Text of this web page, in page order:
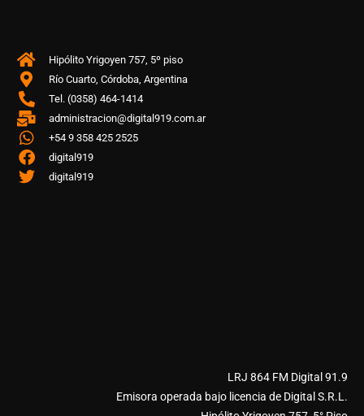
Hipólito Yrigoyen 757, 5º piso
Río Cuarto, Córdoba, Argentina
Tel. (0358) 464-1414
administracion@digital919.com.ar
+54 9 358 425 2525
digital919
digital919
LRJ 864 FM Digital 91.9
Emisora operada bajo licencia de Digital S.R.L.